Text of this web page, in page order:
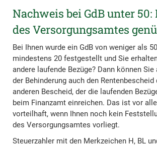
Nachweis bei GdB unter 50:
des Versorgungsamtes
Bei Ihnen wurde ein GdB von weniger als
mindestens 20 festgestellt und Sie
andere laufende Bezüge? Dann können
der Behinderung auch den Rentenbescheid
anderen Bescheid, der die laufenden
beim Finanzamt einreichen. Das ist vor
vorteilhaft, wenn Ihnen noch kein
des Versorgungsamtes vorliegt.
Steuerzahler mit den Merkzeichen H, BL